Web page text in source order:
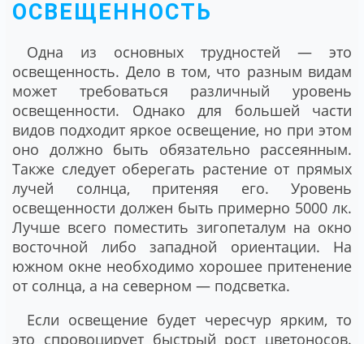
ОСВЕЩЕННОСТЬ
Одна из основных трудностей ― это
освещенность. Дело в том, что разным видам
может требоваться различный уровень
освещенности. Однако для большей части
видов подходит яркое освещение, но при этом
оно должно быть обязательно рассеянным.
Также следует оберегать растение от прямых
лучей солнца, притеняя его. Уровень
освещенности должен быть примерно 5000 лк.
Лучше всего поместить зигопеталум на окно
восточной либо западной ориентации. На
южном окне необходимо хорошее притенение
от солнца, а на северном ― подсветка.
Если освещение будет чересчур ярким, то
это спровоцирует быстрый рост цветоносов.